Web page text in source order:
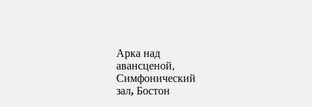
Арка над
авансценой,
Симфонический
зал, Бостон